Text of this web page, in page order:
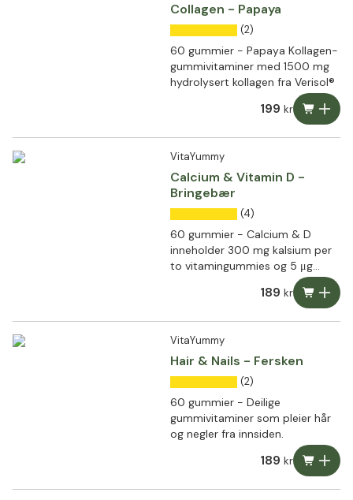
Collagen - Papaya
(2)
60 gummier - Papaya Kollagen-
gummivitaminer med 1500 mg
hydrolysert kollagen fra Verisol®
199 kr
VitaYummy
Calcium & Vitamin D -
Bringebær
(4)
60 gummier - Calcium & D
inneholder 300 mg kalsium per
to vitamingummies og 5 μg
189 kr
VitaYummy
Hair & Nails - Fersken
(2)
60 gummier - Deilige
gummivitaminer som pleier hår
og negler fra innsiden.
189 kr